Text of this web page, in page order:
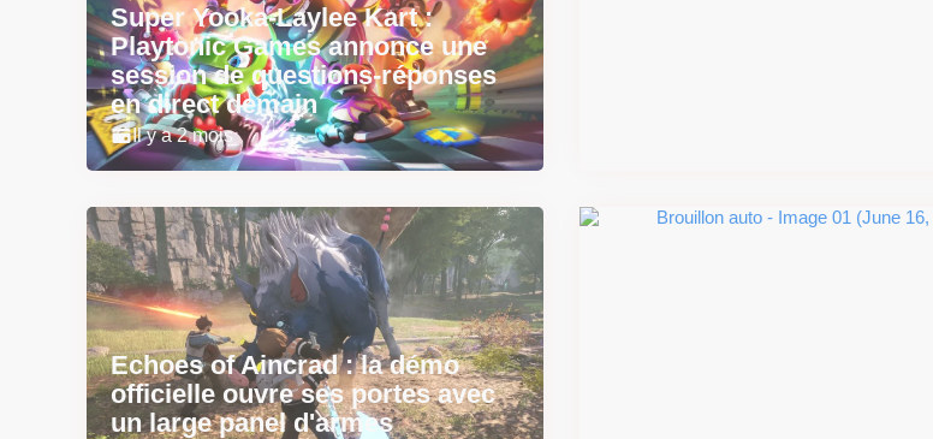
Super Yooka-Laylee Kart :
Playtonic Games annonce une
session de questions-réponses
en direct demain
Il y a 2 mois
Echoes of Aincrad : la démo
officielle ouvre ses portes avec
un large panel d'armes